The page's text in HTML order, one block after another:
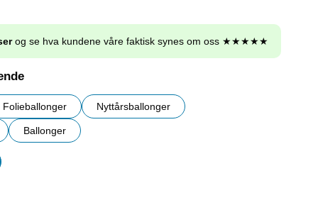
og se hva kundene våre faktisk synes om oss ★★★★★
Folieballonger Nyttårsballonger
Ballonger